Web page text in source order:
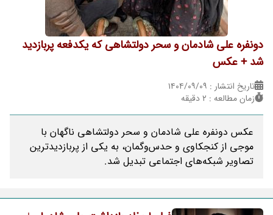
دونفره علی شادمان و سحر دولتشاهی که یکدفعه پربازدید
شد + عکس
تاریخ انتشار : ۱۴۰۴/۰۹/۰۹
زمان مطالعه : 2 دقیقه
عکس دونفره علی شادمان و سحر دولتشاهی ناگهان با
موجی از کنجکاوی و حدس‌وگمان، به یکی از پربازدیدترین
تصاویر شبکه‌های اجتماعی تبدیل شد.